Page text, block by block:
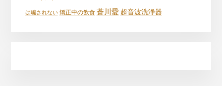
は騙されない 矯正中の飲食 蒼川愛 超音波洗浄器